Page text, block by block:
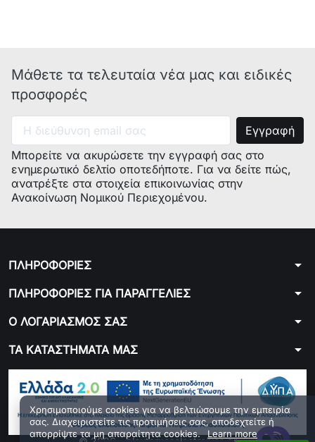
Μάθετε τα τελευταία νέα μας και ειδικές
προσφορές
Μπορείτε να ακυρώσετε την εγγραφή σας στο
ενημερωτικό δελτίο οποτεδήποτε. Για να δείτε πώς,
ανατρέξτε στα στοιχεία επικοινωνίας στην
Ανακοίνωση Νομικού Περιεχομένου.
ΠΛΗΡΟΦΟΡΙΕΣ arrow_drop_down
ΠΛΗΡΟΦΟΡΙΕΣ ΓΙΑ ΠΑΡΑΓΓΕΛΙΕΣ arrow_drop_down
Ο ΛΟΓΑΡΙΑΣΜΟΣ ΣΑΣ arrow_drop_down
ΤΑ ΚΑΤΑΣΤΗΜΑΤΑ ΜΑΣ arrow_drop_down
Χρησιμοποιούμε cookies για να βελτιώσουμε την εμπειρία
σας. Διαχειριστείτε τις προτιμήσεις σας, αποδεχτείτε ή
απορρίψτε τα μη απαραίτητα cookies. Learn more